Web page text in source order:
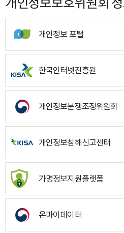
개인정보 포털
한국인터넷진흥원
개인정보분쟁조정위원회
개인정보침해신고센터
가명정보지원플랫폼
온마이데이터